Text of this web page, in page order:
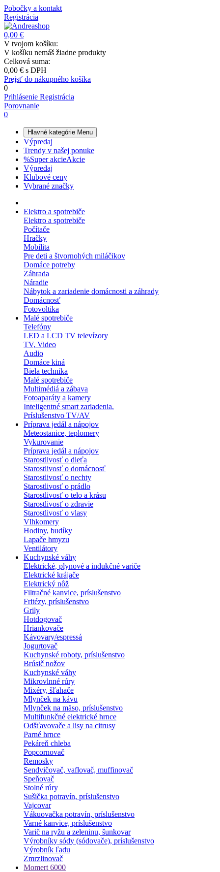
Pobočky a kontakt
Registrácia
0,00 €
V tvojom košíku:
V košíku nemáš žiadne produkty
Celková suma:
0,00 € s DPH
Prejsť do nákupného košíka
0
Prihlásenie Registrácia
Porovnanie
0
Hlavné kategórie Menu
Výpredaj
Trendy v našej ponuke
%Super akcieAkcie
Výpredaj
Klubové ceny
Vybrané značky
Elektro a spotrebiče
Elektro a spotrebiče
Počítače
Hračky
Mobilita
Pre deti a štvornohých miláčikov
Domáce potreby
Záhrada
Náradie
Nábytok a zariadenie domácnosti a záhrady
Domácnosť
Fotovoltika
Malé spotrebiče
Telefóny
LED a LCD TV televízory
TV, Video
Audio
Domáce kiná
Biela technika
Malé spotrebiče
Multimédiá a zábava
Fotoaparáty a kamery
Inteligentné smart zariadenia.
Príslušenstvo TV/AV
Príprava jedál a nápojov
Meteostanice, teplomery
Vykurovanie
Príprava jedál a nápojov
Starostlivosť o dieťa
Starostlivosť o domácnosť
Starostlivosť o nechty
Starostlivosť o prádlo
Starostlivosť o telo a krásu
Starostlivosť o zdravie
Starostlivosť o vlasy
Vlhkomery
Hodiny, budíky
Lapače hmyzu
Ventilátory
Kuchynské váhy
Elektrické, plynové a indukčné variče
Elektrické krájače
Elektrický nôž
Filtračné kanvice, príslušenstvo
Fritézy, príslušenstvo
Grily
Hotdogovač
Hriankovače
Kávovary/espressá
Jogurtovač
Kuchynské roboty, príslušenstvo
Brúsič nožov
Kuchynské váhy
Mikrovlnné rúry
Mixéry, šľahače
Mlynček na kávu
Mlynček na mäso, príslušenstvo
Multifunkčné elektrické hrnce
Odšťavovače a lisy na citrusy
Parné hrnce
Pekáreň chleba
Popcornovač
Remosky
Sendvičovač, vaflovač, muffinovač
Speňovač
Stolné rúry
Sušička potravín, príslušenstvo
Vajcovar
Vákuovačka potravín, príslušenstvo
Varné kanvice, príslušenstvo
Varič na ryžu a zeleninu, šunkovar
Výrobníky sódy (sódovače), príslušenstvo
Výrobník ľadu
Zmrzlinovač
Momert 6000